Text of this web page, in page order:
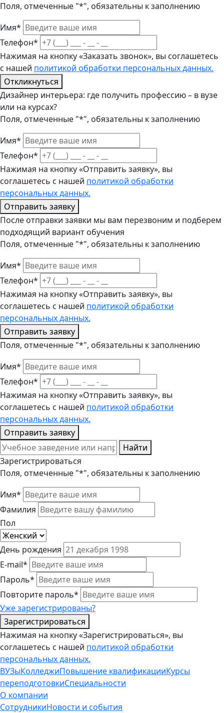
Поля, отмеченные "*", обязательны к заполнению
Имя*
Телефон*
Нажимая на кнопку «Заказать звонок», вы соглашетесь
с нашей политикой обработки персональных данных.
Откликнуться
Дизайнер интерьера: где получить профессию – в вузе
или на курсах?
Поля, отмеченные "*", обязательны к заполнению
Имя*
Телефон*
Нажимая на кнопку «Отправить заявку», вы
соглашетесь с нашей политикой обработки
персональных данных.
Отправить заявку
После отправки заявки мы вам перезвоним и подберем
подходящий вариант обучения
Поля, отмеченные "*", обязательны к заполнению
Имя*
Телефон*
Нажимая на кнопку «Отправить заявку», вы
соглашетесь с нашей политикой обработки
персональных данных.
Отправить заявку
Поля, отмеченные "*", обязательны к заполнению
Имя*
Телефон*
Нажимая на кнопку «Отправить заявку», вы
соглашетесь с нашей политикой обработки
персональных данных.
Отправить заявку
Найти
Зарегистрироваться
Поля, отмеченные "*", обязательны к заполнению
Имя*
Фамилия
Пол
День рождения
E-mail*
Пароль*
Повторите пароль*
Уже зарегистрированы?
Зарегистрироваться
Нажимая на кнопку «Зарегистрироваться», вы
соглашетесь с нашей политикой обработки
персональных данных.
ВУЗыКолледжиПовышение квалификацииКурсы
переподготовкиСпециальности
О компании
СотрудникиНовости и события